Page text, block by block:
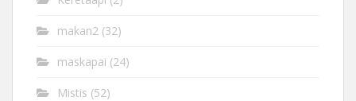
makan2 (32)
maskapai (24)
Mistis (52)